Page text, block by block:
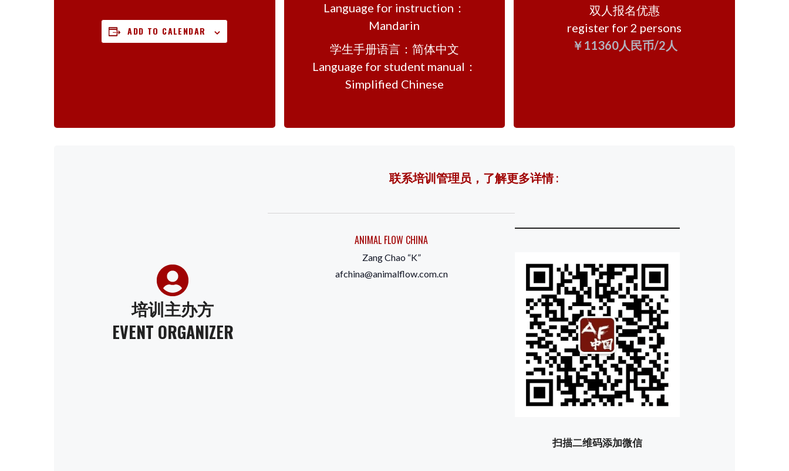
ADD TO CALENDAR
Language for instruction：
Mandarin
学生手册语言：简体中文
Language for student manual：
Simplified Chinese
双人报名优惠
register for 2 persons
￥11360人民币/2人
培训主办方
EVENT ORGANIZER
联系培训管理员，了解更多详情 :
ANIMAL FLOW CHINA
Zang Chao “K”
afchina@animalflow.com.cn
扫描二维码添加微信